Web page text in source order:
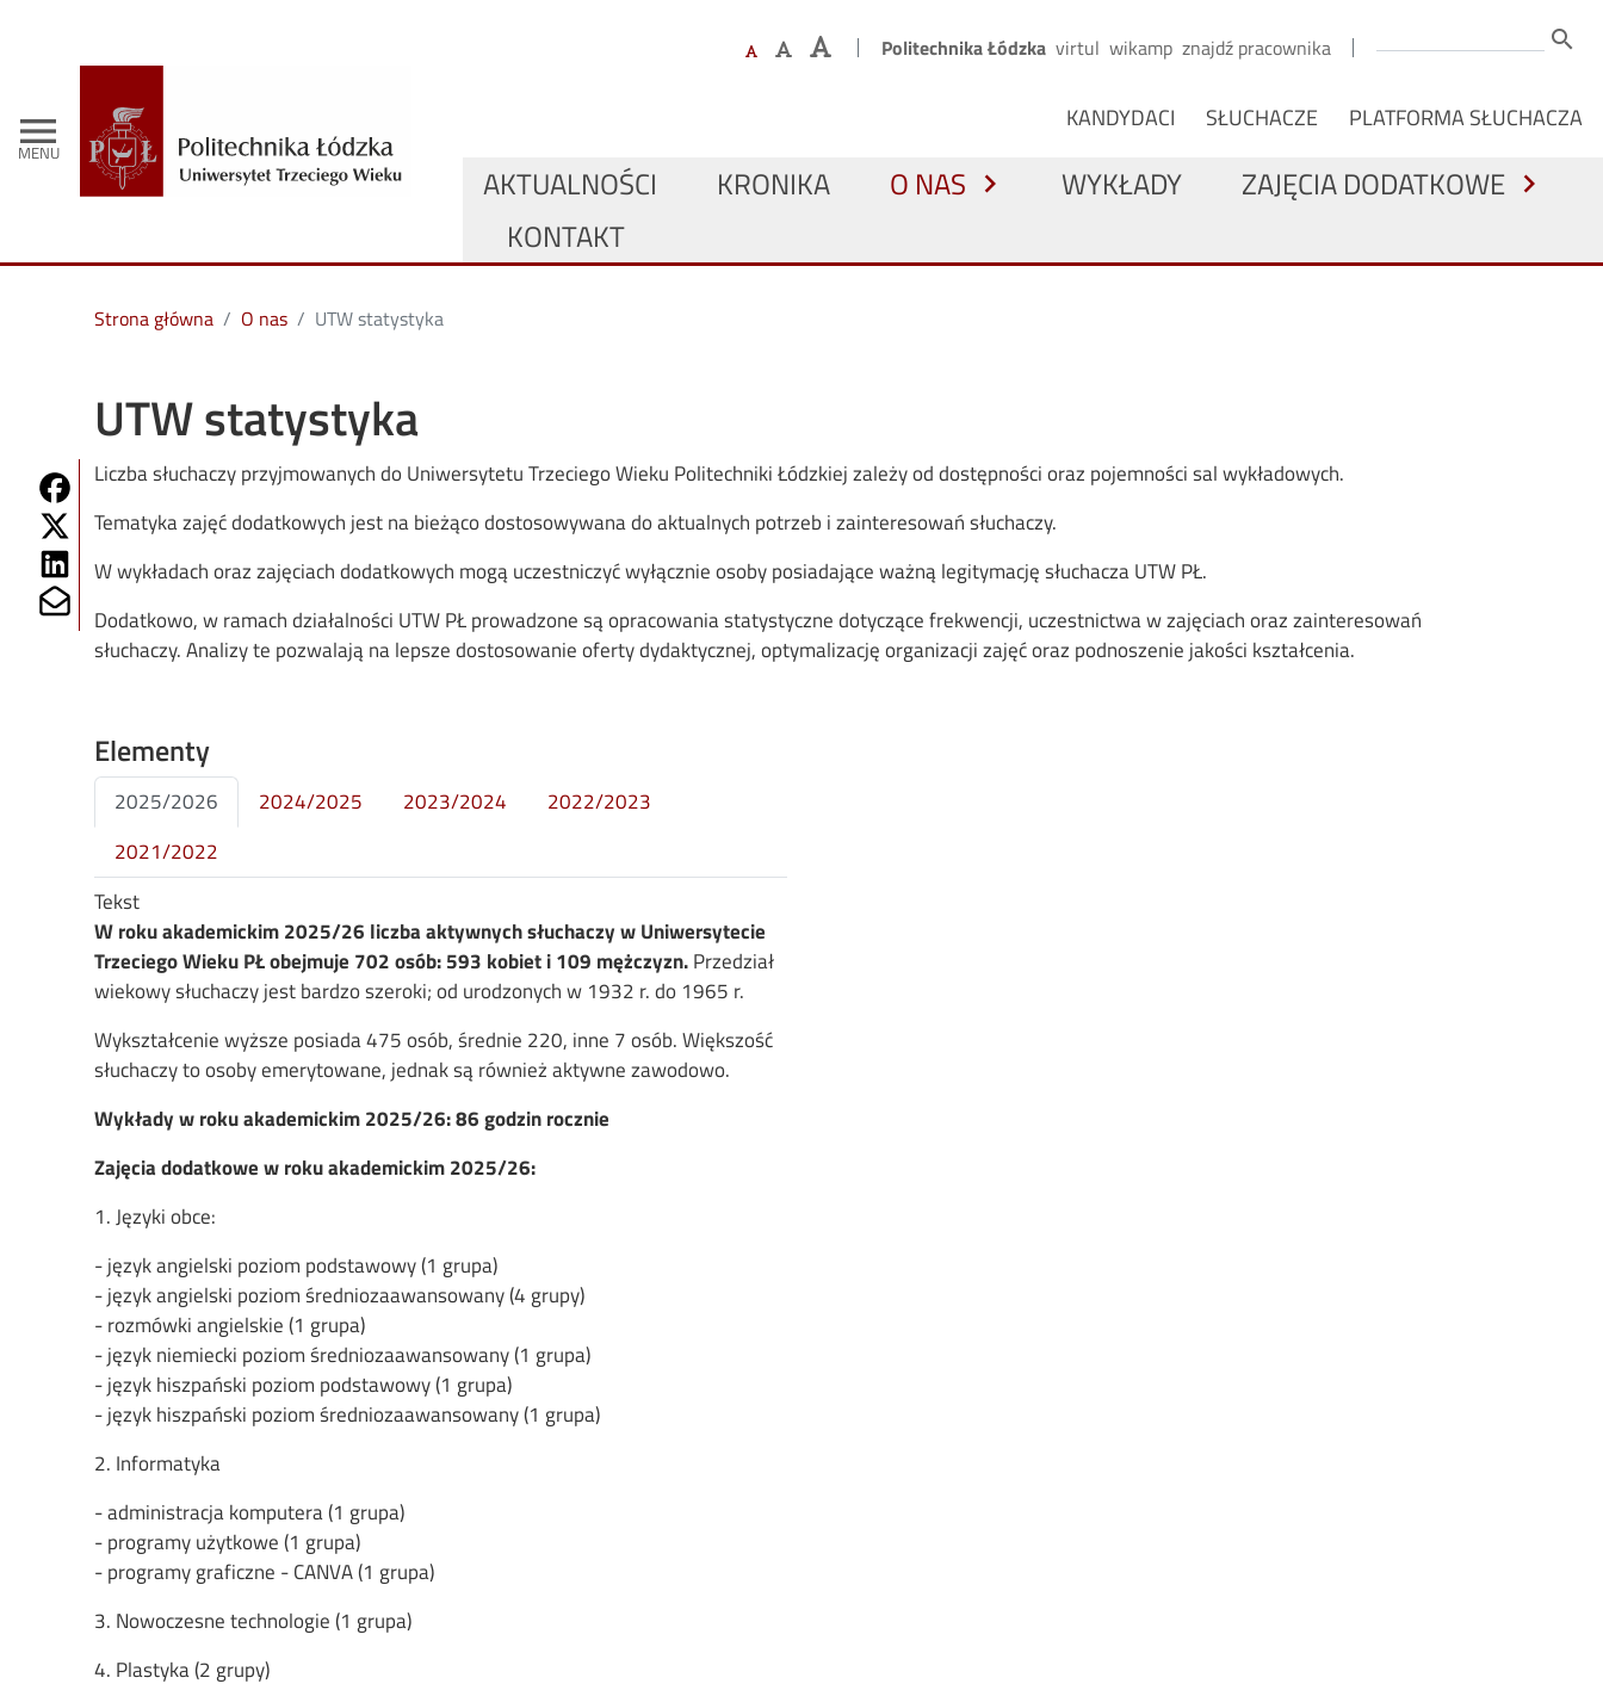
menu
MENU
Górne menu
Politechnika Łódzka virtul wikamp znajdź pracownika search
NAWIGACJA Z PODZIAŁEM NA OSOBY
KANDYDACI SŁUCHACZE PLATFORMA SŁUCHACZA
GŁÓWNA NAWIGACJA
AKTUALNOŚCI KRONIKA O NAS chevron_right WYKŁADY ZAJĘCIA DODATKOWE chevron_right
KONTAKT
Strona główna O nas UTW statystyka
UTW statystyka
Liczba słuchaczy przyjmowanych do Uniwersytetu Trzeciego Wieku Politechniki Łódzkiej zależy od dostępności oraz pojemności sal wykładowych.
Tematyka zajęć dodatkowych jest na bieżąco dostosowywana do aktualnych potrzeb i zainteresowań słuchaczy.
W wykładach oraz zajęciach dodatkowych mogą uczestniczyć wyłącznie osoby posiadające ważną legitymację słuchacza UTW PŁ.
Dodatkowo, w ramach działalności UTW PŁ prowadzone są opracowania statystyczne dotyczące frekwencji, uczestnictwa w zajęciach oraz zainteresowań
słuchaczy. Analizy te pozwalają na lepsze dostosowanie oferty dydaktycznej, optymalizację organizacji zajęć oraz podnoszenie jakości kształcenia.
Elementy
2025/2026 2024/2025 2023/2024
2022/2023
2021/2022
Tekst
W roku akademickim 2025/26 liczba aktywnych słuchaczy w Uniwersytecie
Trzeciego Wieku PŁ obejmuje 702 osób: 593 kobiet i 109 mężczyzn.Przedział
wiekowy słuchaczy jest bardzo szeroki; od urodzonych w 1932 r. do 1965 r.
Wykształcenie wyższe posiada 475 osób, średnie 220, inne 7 osób. Większość
słuchaczy to osoby emerytowane, jednak są również aktywne zawodowo.
Wykłady w roku akademickim 2025/26: 86 godzin rocznie
Zajęcia dodatkowe w roku akademickim 2025/26:
1. Języki obce:
- język angielski poziom podstawowy (1 grupa)
- język angielski poziom średniozaawansowany (4 grupy)
- rozmówki angielskie (1 grupa)
- język niemiecki poziom średniozaawansowany (1 grupa)
- język hiszpański poziom podstawowy (1 grupa)
- język hiszpański poziom średniozaawansowany (1 grupa)
2. Informatyka
- administracja komputera (1 grupa)
- programy użytkowe (1 grupa)
- programy graficzne - CANVA (1 grupa)
3. Nowoczesne technologie (1 grupa)
4. Plastyka (2 grupy)
Share on Fb
Share on Twitter
Share on Linkedin